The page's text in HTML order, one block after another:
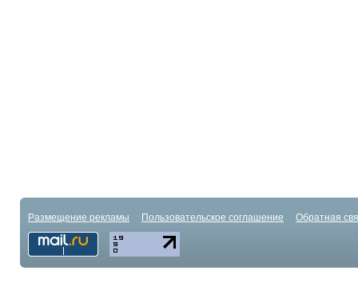
Размещение рекламы Пользовательское соглашение Обратная